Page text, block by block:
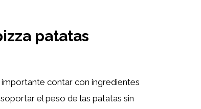
patatas
importante contar con ingredientes
el peso de las patatas sin